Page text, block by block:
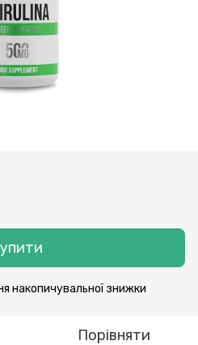
накопичувальної знижки
Порівняти